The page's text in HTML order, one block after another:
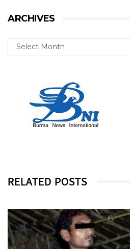
ARCHIVES
RELATED POSTS